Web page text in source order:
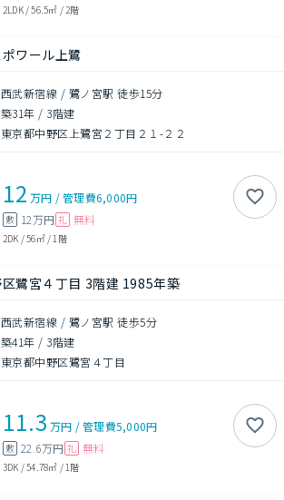
2LDK/56.5㎡ / 2階
ワール上鷺
西武新宿線 / 鷺ノ宮駅 徒歩15分
築31年 / 3階建
東京都中野区上鷺宮２丁目２１-２２
12 万円 /管理費6,000円
敷 12万円 礼 無料
2DK /56㎡/ 1階
区鷺宮４丁目 3階建 1985年築
西武新宿線 / 鷺ノ宮駅 徒歩5分
築41年 / 3階建
東京都中野区鷺宮４丁目
11.3 万円 /管理費5,000円
敷 22.6万円 礼 無料
3DK /54.78㎡ / 1階